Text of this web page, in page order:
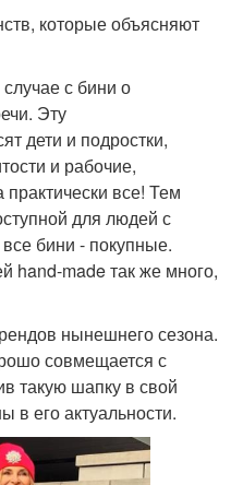
которые объясняют
с бини о
Эту
дети и подростки,
и рабочие,
все! Тем
для людей с
бини - покупные.
hand-made так же много,
нынешнего сезона.
совмещается с
такую шапку в свой
в его актуальности.